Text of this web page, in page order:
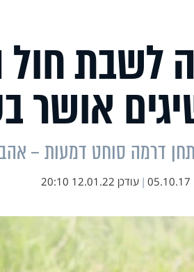
לשבת חול
אושר
דרמה סוחט דמעות –
05.10.17
| עודכן 12.01.22 20:10